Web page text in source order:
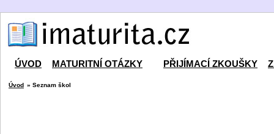
ÚVOD MATURITNÍ OTÁZKY PŘIJÍMACÍ ZKOUŠKY
Úvod » Seznam škol